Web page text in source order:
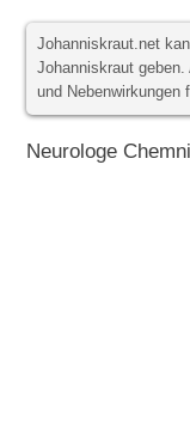
Johanniskraut.net
Johanniskraut
und Nebenwirkungen
Neurologe